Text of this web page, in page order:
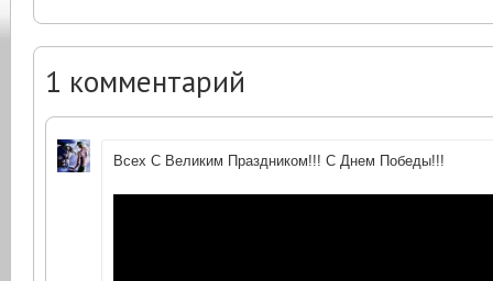
1 комментарий
Всех С Великим Праздником!!! С Днем Победы!!!